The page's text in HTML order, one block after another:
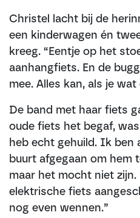
Christel lacht bij de
een kinderwagen én
kreeg. “Eentje op het
aanhangfiets. En de
mee. Alles kan, als je
De band met haar fiets
oude fiets het begaf,
heb echt gehuild. Ik ben
buurt afgegaan om hem
maar het mocht niet
elektrische fiets
nog even wennen.”